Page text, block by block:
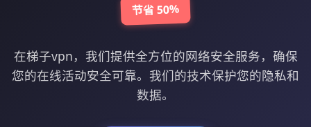
节省 50%
在梯子vpn，我们提供全方位的网络安全服务，确保
您的在线活动安全可靠。我们的技术保护您的隐私和
数据。